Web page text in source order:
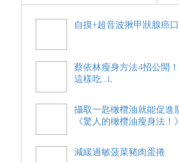
自摸+超音波揪甲狀腺癌
蔡依林瘦身方法4招公開
這樣吃...L
攝取一匙橄欖油就能促進
《驚人的橄欖油瘦身法！》
減緩過敏菠菜豬肉蛋捲